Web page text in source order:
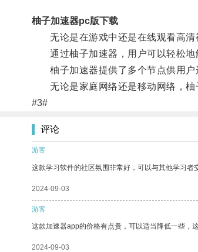
柚子加速器pc版下载
无论是在游戏中还是在线观看高清
通过柚子加速器，用户可以轻松地
柚子加速器提供了多个节点供用户
无论是家庭网络还是移动网络，柚
#3#
评论
游客
这款学习软件的社区氛围非常好，可以与其他学习者
2024-09-03
游客
这款加速器app的价格有点贵，可以适当降低一些，
2024-09-03